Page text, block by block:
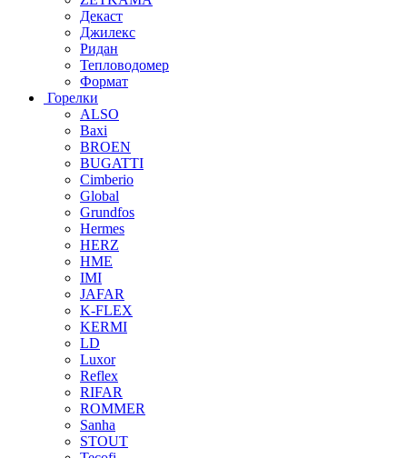
Декаст
Джилекс
Ридан
Тепловодомер
Формат
Горелки
ALSO
Baxi
BROEN
BUGATTI
Cimberio
Global
Grundfos
Hermes
HERZ
HME
IMI
JAFAR
K-FLEX
KERMI
LD
Luxor
Reflex
RIFAR
ROMMER
Sanha
STOUT